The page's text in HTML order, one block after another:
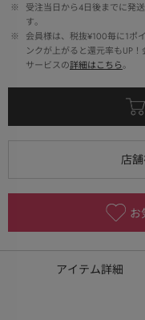
※
受注当日から4日後までに発
す。
※
会員様は、税抜¥100毎に1ポ
ンクが上がると還元率もUP
サービスの詳細はこちら。
お
アイテム詳細